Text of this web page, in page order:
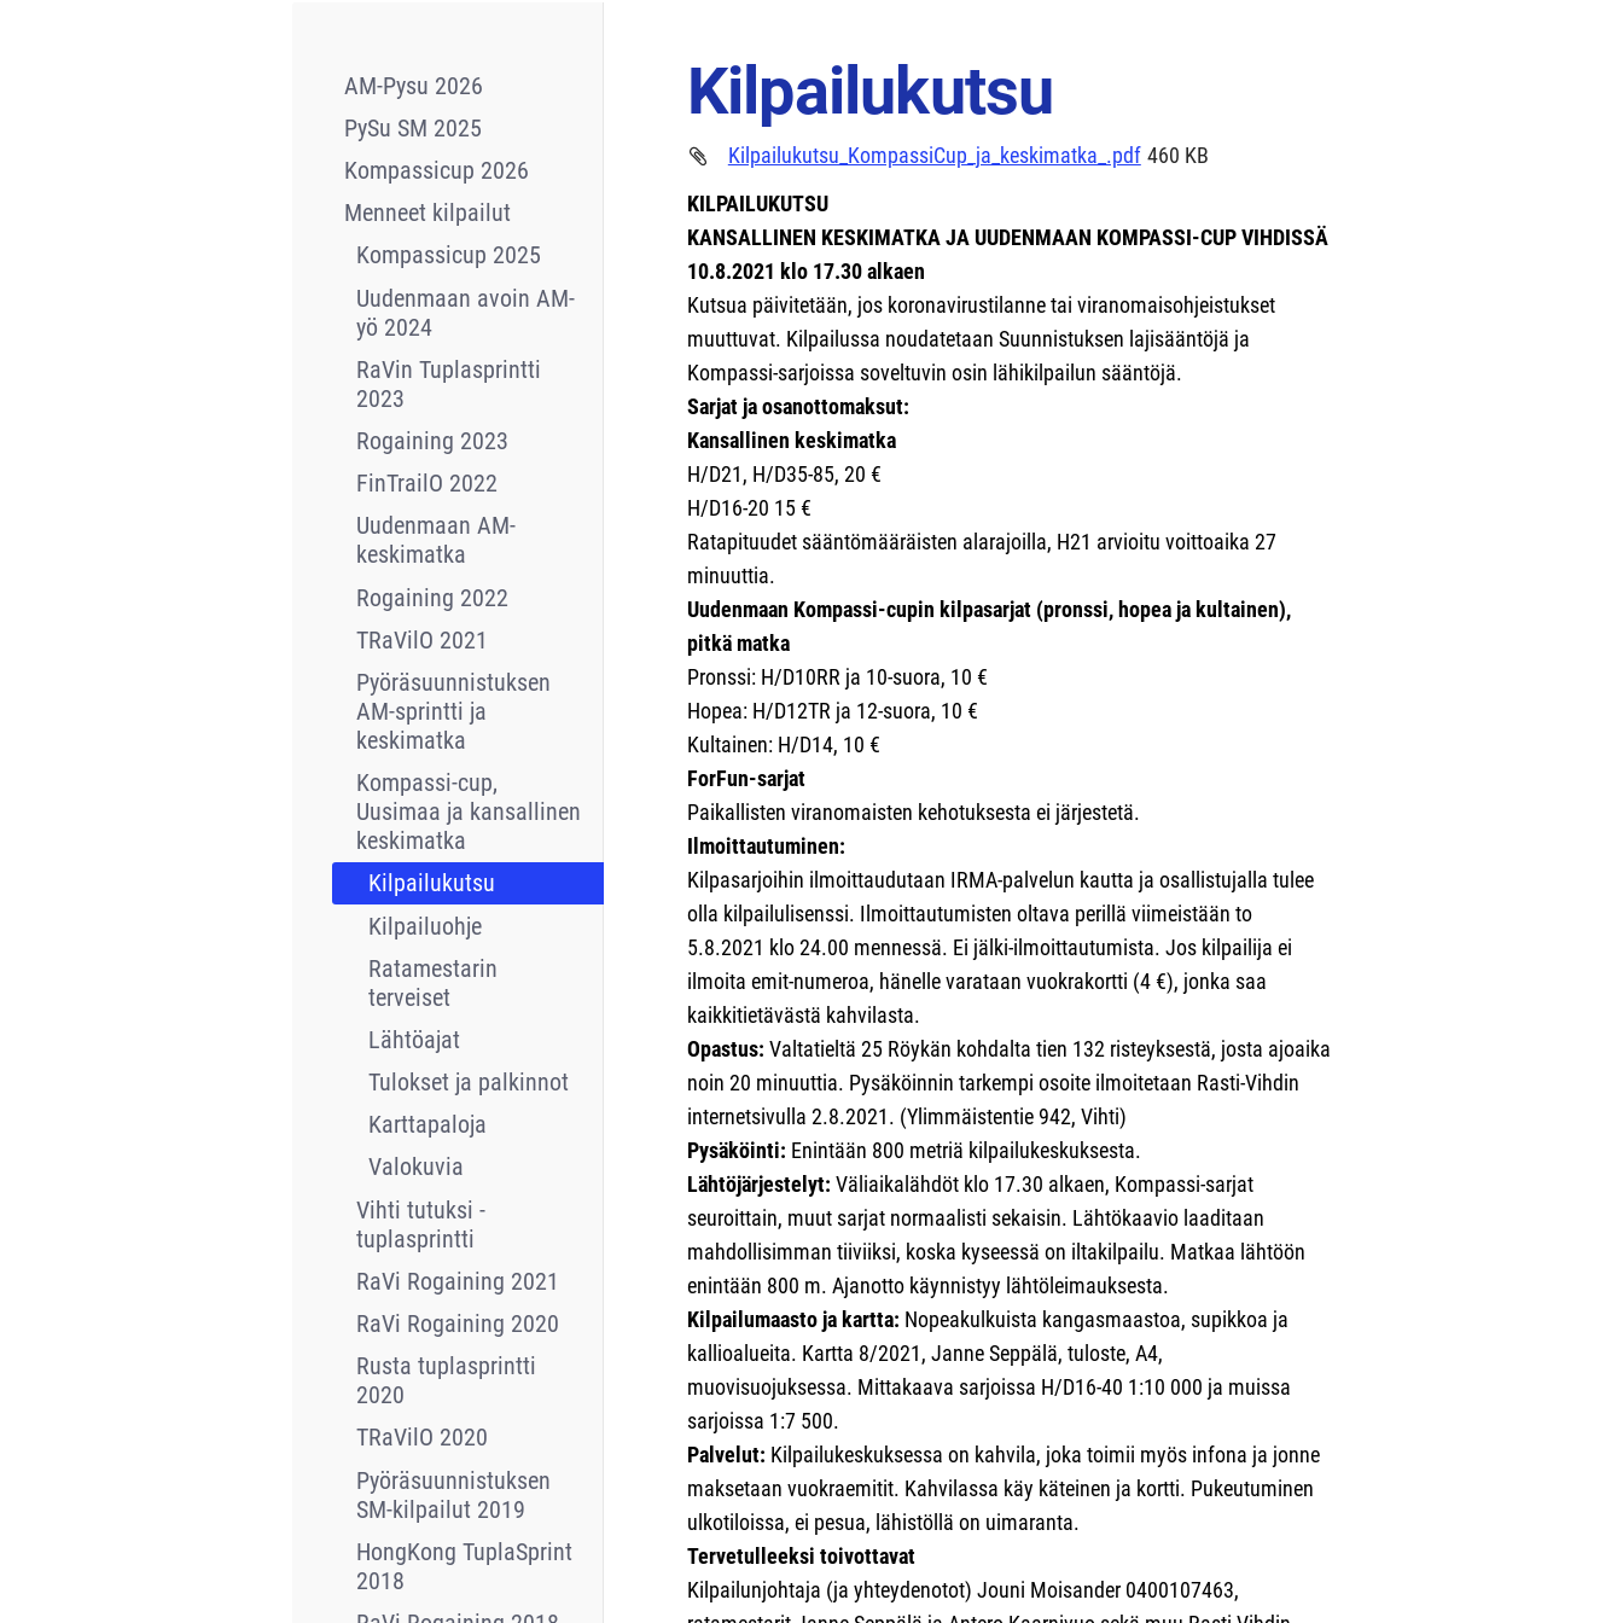
AM-Pysu 2026
PySu SM 2025
Kompassicup 2026
Menneet kilpailut
Kompassicup 2025
Uudenmaan avoin AM-
yö 2024
RaVin Tuplasprintti
2023
Rogaining 2023
FinTrailO 2022
Uudenmaan AM-
keskimatka
Rogaining 2022
TRaVilO 2021
Pyöräsuunnistuksen
AM-sprintti ja
keskimatka
Kompassi-cup,
Uusimaa ja kansallinen
keskimatka
Kilpailukutsu
Kilpailuohje
Ratamestarin
terveiset
Lähtöajat
Tulokset ja palkinnot
Karttapaloja
Valokuvia
Vihti tutuksi -
tuplasprintti
RaVi Rogaining 2021
RaVi Rogaining 2020
Rusta tuplasprintti
2020
TRaVilO 2020
Pyöräsuunnistuksen
SM-kilpailut 2019
HongKong TuplaSprint
2018
Kilpailukutsu
Kilpailukutsu_KompassiCup_ja_keskimatka_.pdf 460 KB
KILPAILUKUTSU
KANSALLINEN KESKIMATKA JA UUDENMAAN KOMPASSI-CUP VIHDISSÄ
10.8.2021 klo 17.30 alkaen
Kutsua päivitetään, jos koronavirustilanne tai viranomaisohjeistukset
muuttuvat. Kilpailussa noudatetaan Suunnistuksen lajisääntöjä ja
Kompassi-sarjoissa soveltuvin osin lähikilpailun sääntöjä.
Sarjat ja osanottomaksut:
Kansallinen keskimatka
H/D21, H/D35-85, 20 €
H/D16-20 15 €
Ratapituudet sääntömääräisten alarajoilla, H21 arvioitu voittoaika 27
minuuttia.
Uudenmaan Kompassi-cupin kilpasarjat (pronssi, hopea ja kultainen),
pitkä matka
Pronssi: H/D10RR ja 10-suora, 10 €
Hopea: H/D12TR ja 12-suora, 10 €
Kultainen: H/D14, 10 €
ForFun-sarjat
Paikallisten viranomaisten kehotuksesta ei järjestetä.
Ilmoittautuminen:
Kilpasarjoihin ilmoittaudutaan IRMA-palvelun kautta ja osallistujalla tulee
olla kilpailulisenssi. Ilmoittautumisten oltava perillä viimeistään to
5.8.2021 klo 24.00 mennessä. Ei jälki-ilmoittautumista. Jos kilpailija ei
ilmoita emit-numeroa, hänelle varataan vuokrakortti (4 €), jonka saa
kaikkitietävästä kahvilasta.
Opastus: Valtatieltä 25 Röykän kohdalta tien 132 risteyksestä, josta ajoaika
noin 20 minuuttia. Pysäköinnin tarkempi osoite ilmoitetaan Rasti-Vihdin
internetsivulla 2.8.2021. (Ylimmäistentie 942, Vihti)
Pysäköinti: Enintään 800 metriä kilpailukeskuksesta.
Lähtöjärjestelyt: Väliaikalähdöt klo 17.30 alkaen, Kompassi-sarjat
seuroittain, muut sarjat normaalisti sekaisin. Lähtökaavio laaditaan
mahdollisimman tiiviiksi, koska kyseessä on iltakilpailu. Matkaa lähtöön
enintään 800 m. Ajanotto käynnistyy lähtöleimauksesta.
Kilpailumaasto ja kartta: Nopeakulkuista kangasmaastoa, supikkoa ja
kallioalueita. Kartta 8/2021, Janne Seppälä, tuloste, A4,
muovisuojuksessa. Mittakaava sarjoissa H/D16-40 1:10 000 ja muissa
sarjoissa 1:7 500.
Palvelut: Kilpailukeskuksessa on kahvila, joka toimii myös infona ja jonne
maksetaan vuokraemitit. Kahvilassa käy käteinen ja kortti. Pukeutuminen
ulkotiloissa, ei pesua, lähistöllä on uimaranta.
Tervetulleeksi toivottavat
Kilpailunjohtaja (ja yhteydenotot) Jouni Moisander 0400107463,